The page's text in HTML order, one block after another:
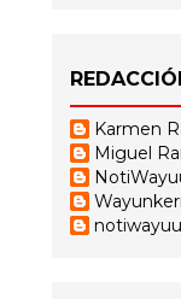
Karmen
Miguel
notiwayuu